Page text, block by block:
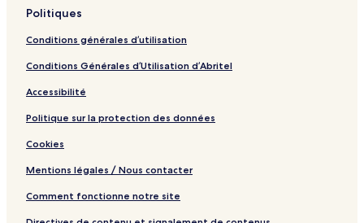
Politiques
Conditions générales d’utilisation
Conditions Générales d’Utilisation d’Abritel
Accessibilité
Politique sur la protection des données
Cookies
Mentions légales / Nous contacter
Comment fonctionne notre site